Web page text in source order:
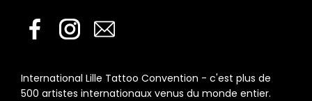
International Lille Tattoo Convention - c'est plus de
500 artistes internationaux venus du monde entier.